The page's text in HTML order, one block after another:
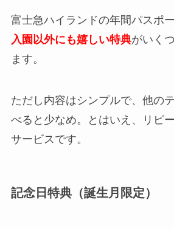
富士急ハイランドの年間パスポ
入園以外にも嬉しい特典がいく
ます。
ただし内容はシンプルで、他の
べると少なめ。とはいえ、リピ
サービスです。
記念日特典（誕生月限定）